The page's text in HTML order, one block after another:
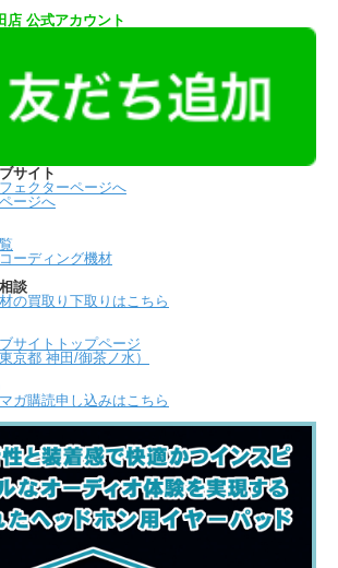
店 公式アカウント
サイト
ェクターページへ
ージへ
ーディング機材
談
の買取り下取りはこちら
サイトトップページ
京都 神田/御茶ノ水）
ガ購読申し込みはこちら